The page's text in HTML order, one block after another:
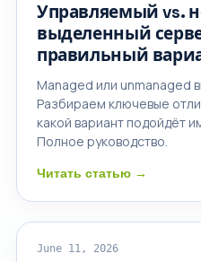
Управляемый vs.
выделенный
правильный
Managed или unmanaged
Разбираем ключевые
какой вариант подойдёт
Полное руководство.
Читать статью →
SERVER MANAGEMENT
June 11, 2026